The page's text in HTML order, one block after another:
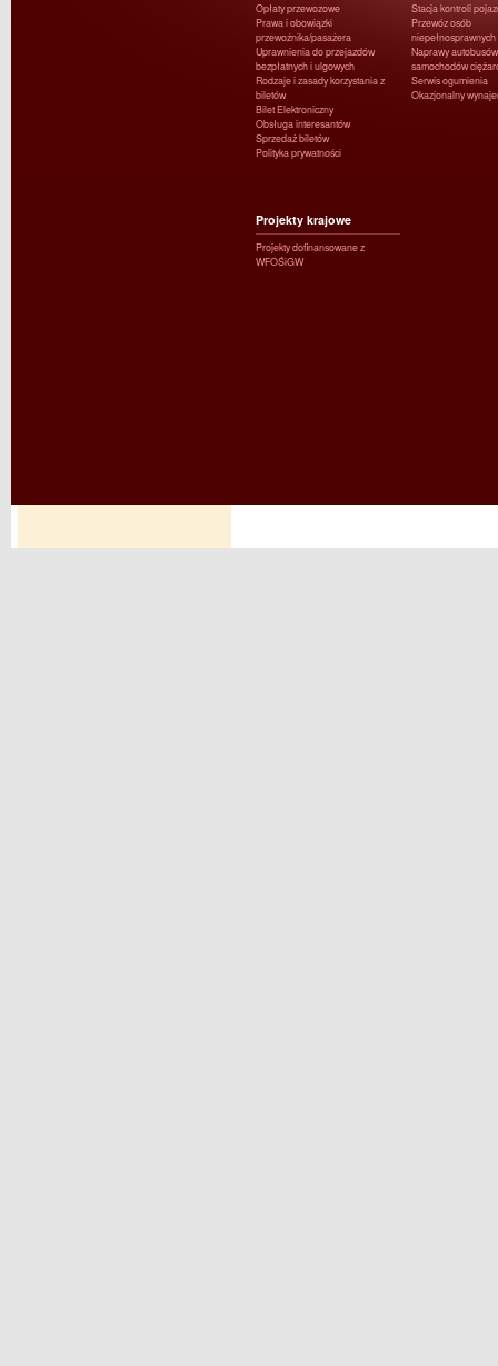
Opłaty przewozowe
Prawa i obowiązki
przewoźnika/pasażera
Uprawnienia do przejazdów
bezpłatnych i ulgowych
Rodzaje i zasady korzystania z
biletów
Bilet Elektroniczny
Obsługa interesantów
Sprzedaż biletów
Polityka prywatności
Stacja kontroli
Przewóz osób
niepełnosprawnych
Naprawy
samochodów
Serwis ogumienia
Okazjonalny
Projekty krajowe
Projekty dofinansowane z
WFOŚiGW